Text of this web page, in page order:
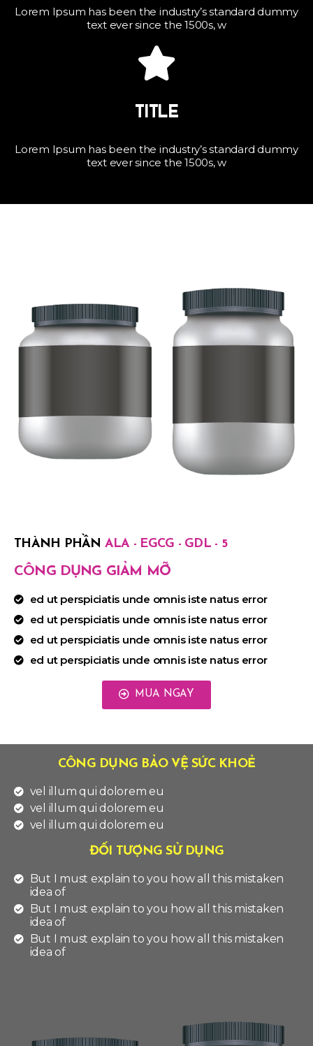
Lorem Ipsum has been the industry’s standard dummy
text ever since the 1500s, w
TITLE
Lorem Ipsum has been the industry’s standard dummy
text ever since the 1500s, w
THÀNH PHẦN ALA - EGCG - GDL - 5
CÔNG DỤNG GIẢM MỠ
ed ut perspiciatis unde omnis iste natus error
ed ut perspiciatis unde omnis iste natus error
ed ut perspiciatis unde omnis iste natus error
ed ut perspiciatis unde omnis iste natus error
MUA NGAY
CÔNG DỤNG BẢO VỆ SỨC KHOẺ
vel illum qui dolorem eu
vel illum qui dolorem eu
vel illum qui dolorem eu
ĐỐI TƯỢNG SỬ DỤNG
But I must explain to you how all this mistaken
idea of
But I must explain to you how all this mistaken
idea of
But I must explain to you how all this mistaken
idea of